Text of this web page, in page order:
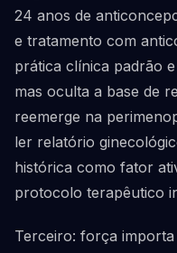
24 anos de
e tratamento com
prática clínica padrão
mas oculta a base de
reemerge na
ler relatório
histórica como fator
protocolo terapêutico
Terceiro: força importa